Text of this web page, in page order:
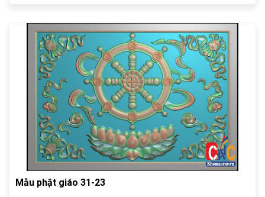
Mẫu phật giáo 31-23